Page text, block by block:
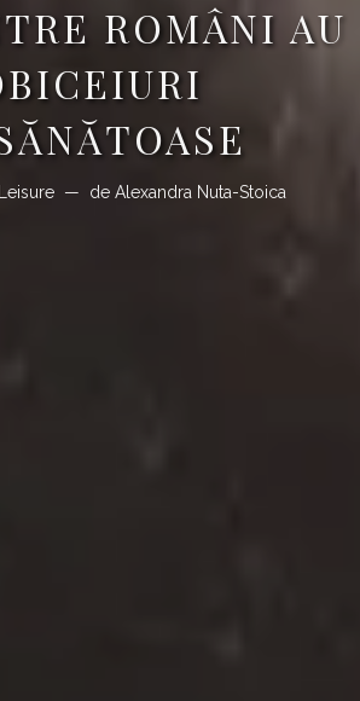
ROMÂNI AU
de Alexandra Nuta-Stoica